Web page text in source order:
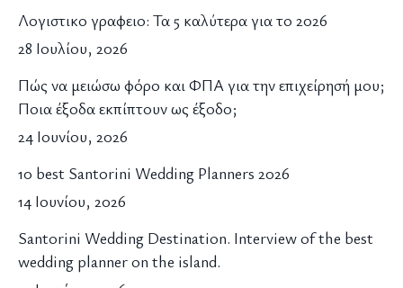
Λογιστικο γραφειο: Τα 5 καλύτερα για το 2026
28 Ιουλίου, 2026
Πώς να μειώσω φόρο και ΦΠΑ για την επιχείρησή μου;
Ποια έξοδα εκπίπτουν ως έξοδο;
24 Ιουνίου, 2026
10 best Santorini Wedding Planners 2026
14 Ιουνίου, 2026
Santorini Wedding Destination. Interview of the best
wedding planner on the island.